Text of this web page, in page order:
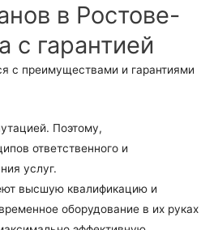
в Ростове-
с гарантией
с преимуществами и гарантиями
Поэтому,
ответственного и
услуг.
высшую квалификацию и
оборудование в их руках